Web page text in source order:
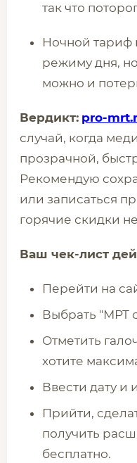
так что
Ночной тариф
режиму дня,
можно и
Вердикт: pro-
случай, когда
прозрачной,
Рекомендую
или записаться
горячие скидки
Ваш чек-лист
Перейти на
Выбрать "МРТ
Отметить
хотите
Ввести дату и
Прийти,
получить
бесплатно.